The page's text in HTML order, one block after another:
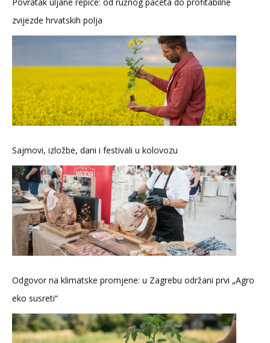
zvijezde hrvatskih polja
Sajmovi, izložbe, dani i festivali u kolovozu
Odgovor na klimatske promjene: u Zagrebu održani prvi „Agro
eko susreti“